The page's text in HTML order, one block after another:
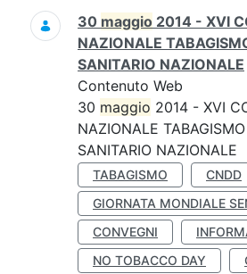
Ricerca
30 maggio 2014 - XVI
NAZIONALE
SANITARIO NAZIONALE
Contenuto Web
30 maggio 2014 - XVI
NAZIONALE
SANITARIO NAZIONALE
TABAGISMO
CNDD
GIORNATA MONDIALE
CONVEGNI
NO TOBACCO DAY